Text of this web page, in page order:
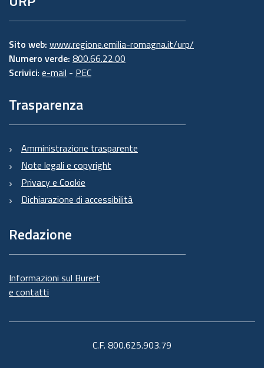
Sito web: www.regione.emilia-romagna.it/urp/
Numero verde: 800.66.22.00
Scrivici: e-mail - PEC
Trasparenza
Amministrazione trasparente
Note legali e copyright
Privacy e Cookie
Dichiarazione di accessibilità
Redazione
Informazioni sul Burert
e contatti
C.F. 800.625.903.79